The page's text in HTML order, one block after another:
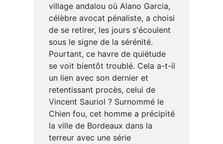
village andalou où Alano Garcia,
célèbre avocat pénaliste, a choisi
de se retirer, les jours s'écoulent
sous le signe de la sérénité.
Pourtant, ce havre de quiétude
se voit bientôt troublé. Cela a-t-il
un lien avec son dernier et
retentissant procès, celui de
Vincent Sauriol ? Surnommé le
Chien fou, cet homme a précipité
la ville de Bordeaux dans la
terreur avec une série